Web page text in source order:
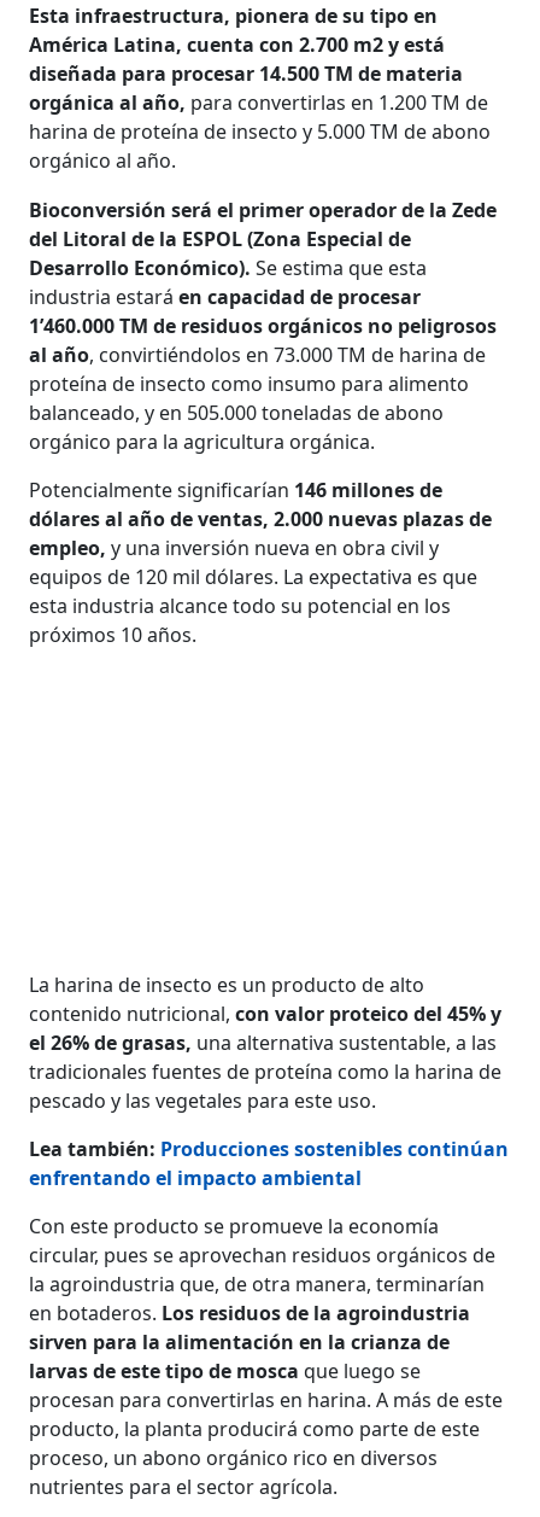
Esta infraestructura, pionera de su tipo en
América Latina, cuenta con 2.700 m2 y está
diseñada para procesar 14.500 TM de materia
orgánica al año, para convertirlas en 1.200 TM de
harina de proteína de insecto y 5.000 TM de abono
orgánico al año.
Bioconversión será el primer operador de la Zede
del Litoral de la ESPOL (Zona Especial de
Desarrollo Económico).Se estima que esta
industria estaráen capacidad de procesar
1’460.000 TM de residuos orgánicos no peligrosos
al año, convirtiéndolos en 73.000 TM de harina de
proteína de insecto como insumo para alimento
balanceado, y en 505.000 toneladas de abono
orgánico para la agricultura orgánica.
Potencialmente significarían 146 millones de
dólares al año de ventas, 2.000 nuevas plazas de
empleo, y una inversión nueva en obra civil y
equipos de 120 mil dólares. La expectativa es que
esta industria alcance todo su potencial en los
próximos 10 años.
La harina de insecto es un producto de alto
contenido nutricional,con valor proteico del 45% y
el 26% de grasas, una alternativa sustentable, a las
tradicionales fuentes de proteína como la harina de
pescado y las vegetales para este uso.
Lea también: Producciones sostenibles continúan
enfrentando el impacto ambiental
Con este producto se promueve la economía
circular, pues se aprovechan residuos orgánicos de
la agroindustria que, de otra manera, terminarían
en botaderos. Los residuos de la agroindustria
sirven para la alimentación en la crianza de
larvas de este tipo de moscaque luego se
procesan para convertirlas en harina. A más de este
producto, la planta producirá como parte de este
proceso, un abono orgánico rico en diversos
nutrientes para el sector agrícola.